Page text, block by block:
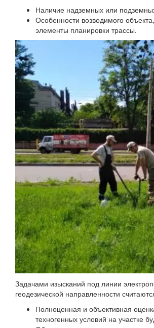
Наличие надземных или
Особенности возводимого
элементы планировки трассы.
Задачами изысканий под линии
геодезической направленности
Полноценная и объективная
техногенных условий на участке